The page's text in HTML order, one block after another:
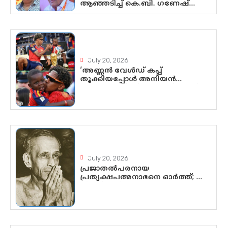
ആഞ്ഞടിച്ച് കെ.ബി. ഗണേഷ്
കുമാർ, വി.ഡി. സതീശന് പൂർണ
July 20, 2026
‘അണ്ണൻ വേൾഡ് കപ്പ്
തൂക്കിയപ്പോൾ അനിയൻ
July 20, 2026
പ്രജാതൽപരനായ
പ്രത്യക്ഷപത്മനാഭനെ ഓർത്ത്; ശ്രീ